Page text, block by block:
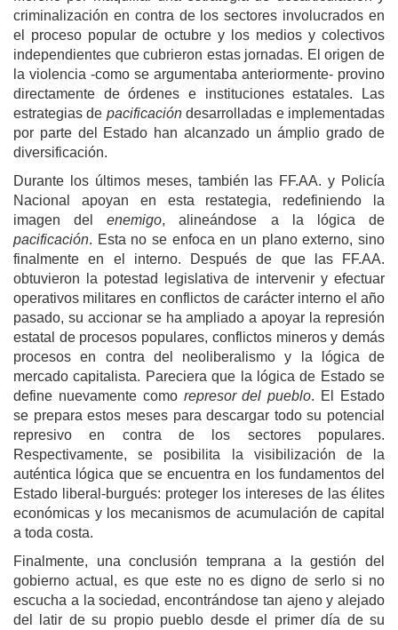
criminalización en contra de los sectores involucrados en
el proceso popular de octubre y los medios y colectivos
independientes quecubrieron estas jornadas. El origen de
la violencia -como se argumentaba anteriormente- provino
directamente de órdenes e instituciones estatales.
Las
estrategias de pacificacióndesarrolladas e implementadas
por parte del Estado han alcanzado un ámplio grado de
diversificación.
Durante los últimos meses, también las FF.AA. y Policía
Nacional apoyan en esta restategia, redefiniendo la
imagen delenemigo, alineándose a la lógica de
pacificación. Esta no se enfoca en un plano externo, sino
finalmente en el interno. Después de que las FF.AA.
obtuvieron la potestad legislativa de intervenir y efectuar
operativos militares en conflictos de carácter interno el año
pasado, su accionar se ha ampliado a apoyar la represión
estatal de procesos populares, conflictos mineros y demás
procesos en contra del neoliberalismo y la lógica de
mercado capitalista. Pareciera que la lógica de Estado se
define nuevamente como represor del pueblo. El Estado
se prepara estos meses para descargar todo su potencial
represivo en contra de los sectores populares.
Respectivamente, se posibilita la visibilización de la
auténtica lógica que se encuentra en los fundamentos del
Estado liberal-burgués: proteger los intereses de las élites
económicas y los mecanismos de acumulación de capital
a toda costa.
Finalmente, una conclusión temprana a la gestión del
gobierno actual, es que este no es digno de serlo si no
escucha a la sociedad, encontrándose tan ajeno y alejado
del latir de su propio pueblo desde el primer día de su